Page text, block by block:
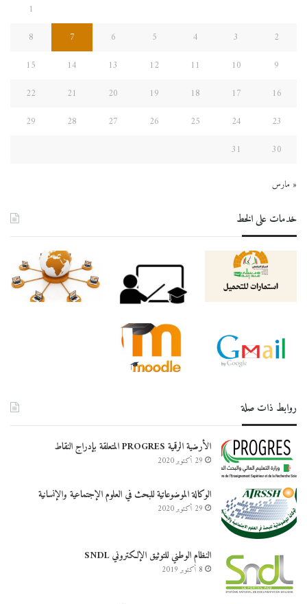
1
2
3
4
5
6
7
8
9
10
11
12
13
14
15
16
17
18
19
20
21
22
23
24
25
26
27
28
29
30
31
« مارس
خدمات على الخط
روابط ذات صلة
الأرضية الرقمية PROGRES المتعلقة بإدراج النقاط
29 أكتوبر 2020
الوكالة الموضوعاتية للبحث في العلوم الإجتماعية والإنسانية
29 أكتوبر 2020
النظام الوطني للتوثيق الإلكتروني SNDL
8 أكتوبر 2019